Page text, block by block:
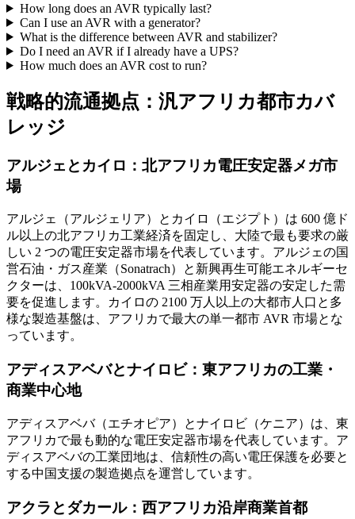
How long does an AVR typically last?
Can I use an AVR with a generator?
What is the difference between AVR and stabilizer?
Do I need an AVR if I already have a UPS?
How much does an AVR cost to run?
戦略的流通拠点：汎アフリカ都市カバ
レッジ
アルジェとカイロ：北アフリカ電圧安定器メガ市
場
アルジェ（アルジェリア）とカイロ（エジプト）は 600 億ド
ル以上の北アフリカ工業経済を固定し、大陸で最も要求の厳
しい 2 つの電圧安定器市場を代表しています。アルジェの国
営石油・ガス産業（Sonatrach）と新興再生可能エネルギーセ
クターは、100kVA-2000kVA 三相産業用安定器の安定した需
要を促進します。カイロの 2100 万人以上の大都市人口と多
様な製造基盤は、アフリカで最大の単一都市 AVR 市場とな
っています。
アディスアベバとナイロビ：東アフリカの工業・
商業中心地
アディスアベバ（エチオピア）とナイロビ（ケニア）は、東
アフリカで最も動的な電圧安定器市場を代表しています。ア
ディスアベバの工業団地は、信頼性の高い電圧保護を必要と
する中国支援の製造拠点を運営しています。
アクラとダカール：西アフリカ沿岸商業首都